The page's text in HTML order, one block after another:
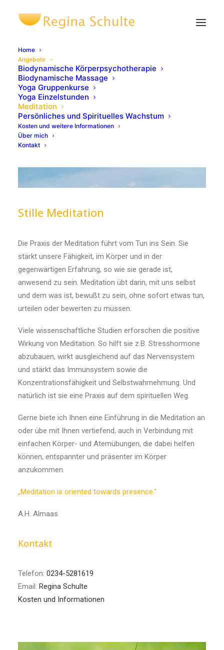
Home
Angebote
Biodynamische Körperpsychotherapie
Biodynamische Massage
Yoga Gruppenkurse
Yoga Einzelstunden
Meditation
Persönliches und Spirituelles Wachstum
Kosten und weitere Informationen
Über mich
Kontakt
Stille Meditation
Die Praxis der Meditation führt vom Tun ins Sein. Sie
stärkt unsere Fähigkeit, im Körper und in der
gegenwärtigen Erfahrung, so wie sie gerade ist,
anwesend zu sein. Meditation übt darin, mit uns selbst
und dem was ist, bewußt zu sein, ohne sofort etwas tun,
urteilen oder bewerten zu müssen.
Viele wissenschaftliche Studien erforschen die positive
Wirkung von Meditation. So hilft sie z.B. Stresshormone
abzubauen, wirkt ausgleichend auf das Nervensystem
und stärkt das Immunsystem sowie die
Konzentrationsfähigkeit und Selbstwahrnehmung. Und
natürlich ist sie eine Praxis auf dem spirituellen Weg.
Gerne biete ich Ihnen eine Einführung in die Meditation an
oder übe mit Ihnen vertiefend, auch in Verbindung mit
einfachen Körper- und Atemübungen, die dabei helfen
können, entspannter und präsenter im Körper
anzukommen.
„Meditation is oriented towards presence.“
A.H. Almaas
Kontakt
Telefon: 0234-5281619
Email: Regina Schulte
Kosten und Informationen